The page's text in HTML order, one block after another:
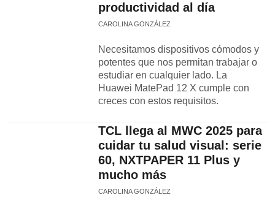
productividad al día
CAROLINA GONZÁLEZ
Necesitamos dispositivos cómodos y
potentes que nos permitan trabajar o
estudiar en cualquier lado. La
Huawei MatePad 12 X cumple con
creces con estos requisitos.
TCL llega al MWC 2025 para
cuidar tu salud visual: serie
60, NXTPAPER 11 Plus y
mucho más
CAROLINA GONZÁLEZ